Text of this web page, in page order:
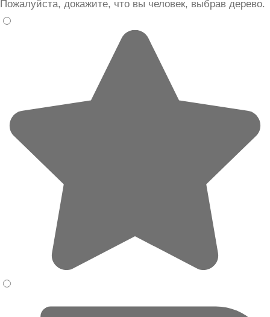
Пожалуйста, докажите, что вы человек, выбрав дерево.